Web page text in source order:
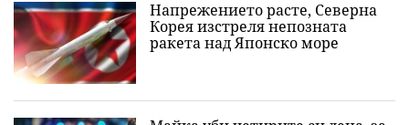
Напрежението расте, Северна
Корея изстреля непозната
ракета над Японско море